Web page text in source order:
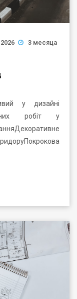
3 месяца
у дизайні
робіт у